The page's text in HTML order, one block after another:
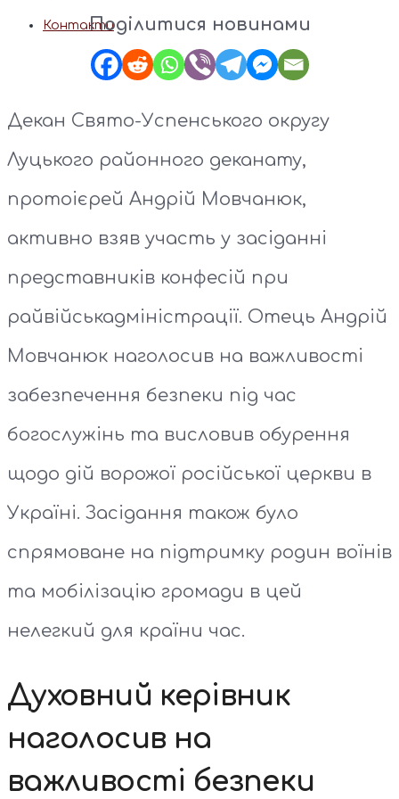
КонтактиПоділитися новинами
Декан Свято-Успенського округу
Луцького районного деканату,
протоієрей Андрій Мовчанюк,
активно взяв участь у засіданні
представників конфесій при
райвійськадміністрації. Отець Андрій
Мовчанюк наголосив на важливості
забезпечення безпеки під час
богослужінь та висловив обурення
щодо дій ворожої російської церкви в
Україні. Засідання також було
спрямоване на підтримку родин воїнів
та мобілізацію громади в цей
нелегкий для країни час.
Духовний керівник
наголосив на
важливості безпеки